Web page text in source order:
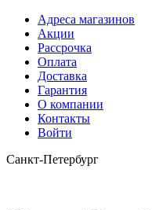
Адреса магазинов
Акции
Рассрочка
Оплата
Доставка
Гарантия
О компании
Контакты
Войти
Санкт-Петербург